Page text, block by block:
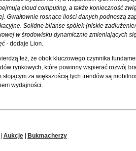
cloud computing, a także konieczność
Gwałtownie rosnące ilości danych podnoszą
Solidne bilanse spółek (niskie
w środowisku dynamicznie zmieniających
- dodaje Lion.
też, że obok kluczowego czynnika
rynkowych, które powinny wspierać rozwój
stojącym za większością tych trendów są
wydajności.
Aukcje| Bukmacherzy